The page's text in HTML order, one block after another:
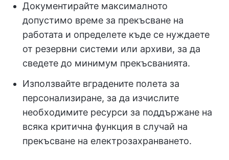
Документирайте максималното
допустимо време за прекъсване на
работата и определете къде се нуждаете
от резервни системи или архиви, за да
сведете до минимум прекъсванията.
Използвайте вградените полета за
персонализиране, за да изчислите
необходимите ресурси за поддържане на
всяка критична функция в случай на
прекъсване на електрозахранването.